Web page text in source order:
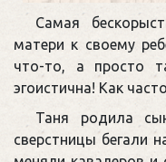
Самая
матери к своему
что-то, а просто
эгоистична! Как
Таня родила
сверстницы бегали